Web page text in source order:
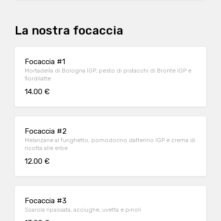
La nostra focaccia
Focaccia #1
Mortadella di Bologna IGP, pesto di pistacchi di Bronte IGP e
fiordilatte
14.00 €
Focaccia #2
Melanzane al funghetto, pomodorino datterino IGP e crema di
ricotta alle erbe
12.00 €
Focaccia #3
Scarola ripassata, acciughe, uvetta e pinoli